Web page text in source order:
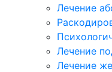
Лечение
Лечение
Лечение